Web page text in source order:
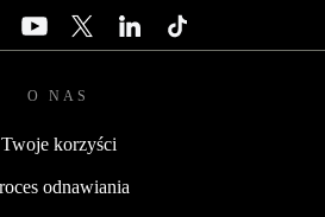
O NAS
Twoje korzyści
odnawiania